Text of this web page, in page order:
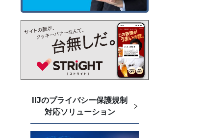
IIJのプライバシー保護規制
対応ソリューション